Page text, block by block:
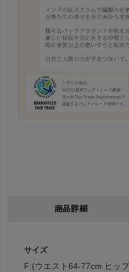
商品詳細
サイズ
F:(ウエスト64-77cm ヒッ